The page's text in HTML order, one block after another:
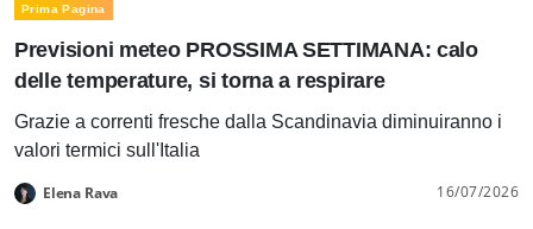
Prima Pagina
Previsioni meteo PROSSIMA SETTIMANA: calo
delle temperature, si torna a respirare
Grazie a correnti fresche dalla Scandinavia diminuiranno i
valori termici sull'Italia
Elena Rava 16/07/2026